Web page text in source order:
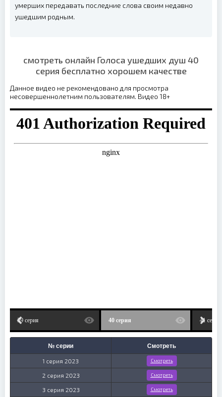
умерших передавать последние слова своим недавно
ушедшим родным.
смотреть онлайн Голоса ушедших душ 40
серия бесплатно хорошем качестве
Данное видео не рекомендовано для просмотра
несовершеннолетним пользователям. Видео 18+
39 серия 40 серия 41 серия
№ серии Смотреть
1 серия 2023 Смотреть
2 серия 2023 Смотреть
3 серия 2023 Смотреть